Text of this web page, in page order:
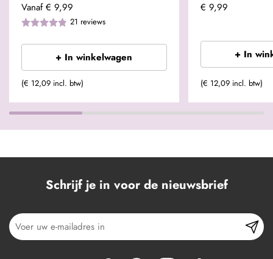
Vanaf € 9,99
21 reviews
+ In winkelwagen
(€ 12,09 incl. btw)
€ 9,99
+ In
(€ 12,09 incl. btw)
Schrijf je in voor de nieuwsbrief